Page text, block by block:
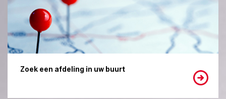
Zoek een afdeling in uw buurt